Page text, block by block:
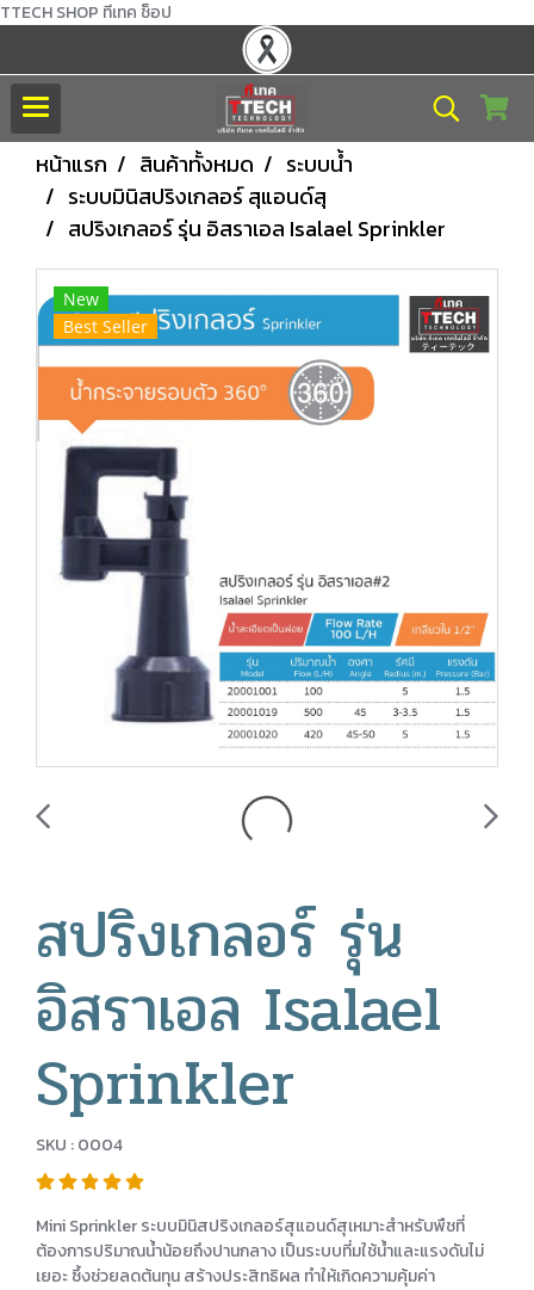
TTECH SHOP ทีเทค ช็อป
หน้าแรก สินค้าทั้งหมด
ระบบน้ำ
ระบบมินิสปริงเกลอร์ สุแอนด์สุ
สปริงเกลอร์ รุ่น อิสราเอล Isalael Sprinkler
New
Best Seller
สปริงเกลอร์ รุ่น
อิสราเอล Isalael
Sprinkler
SKU : 0004
Mini Sprinkler ระบบมินิสปริงเกลอร์สุแอนด์สุเหมาะสำหรับพืชที่
ต้องการปริมาณน้ำน้อยถึงปานกลาง เป็นระบบที่มใช้น้ำและแรงดันไม่
เยอะ ซึ้งช่วยลดต้นทุน สร้างประสิทธิผล ทำให้เกิดความคุ้มค่า